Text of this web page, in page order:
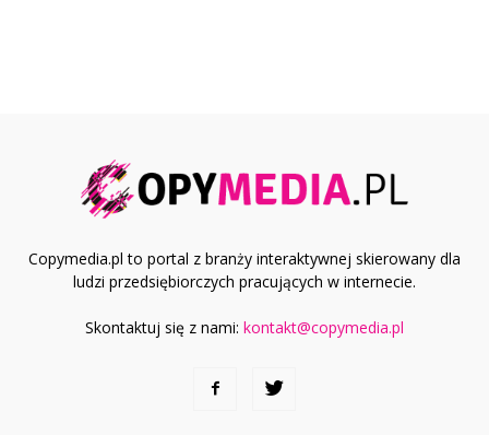
Copymedia.pl to portal z branży interaktywnej skierowany dla
ludzi przedsiębiorczych pracujących w internecie.
Skontaktuj się z nami: kontakt@copymedia.pl